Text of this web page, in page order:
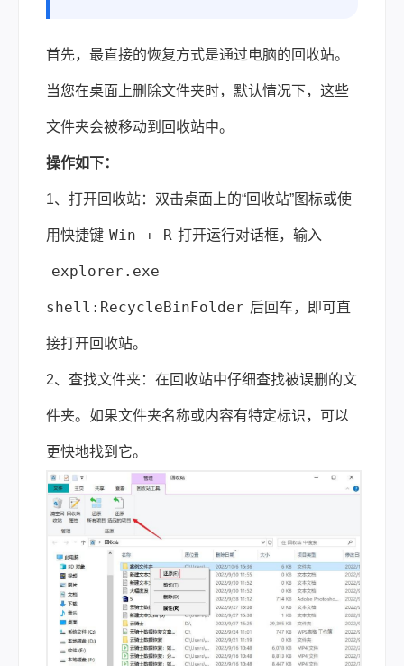
首先，最直接的恢复方式是通过电脑的回收站。
当您在桌面上删除文件夹时，默认情况下，这些
文件夹会被移动到回收站中。
操作如下：
1、打开回收站：双击桌面上的“回收站”图标或使
用快捷键 Win + R 打开运行对话框，输入
explorer.exe
shell:RecycleBinFolder 后回车，即可直
接打开回收站。
2、查找文件夹：在回收站中仔细查找被误删的文
件夹。如果文件夹名称或内容有特定标识，可以
更快地找到它。